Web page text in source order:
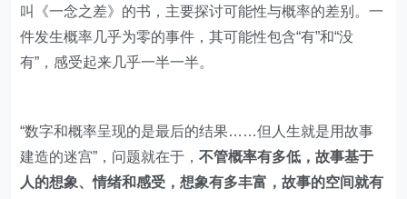
叫《一念之差》的书，主要探讨可能性与概率的差别。一
件发生概率几乎为零的事件，其可能性包含“有”和“没
有”，感受起来几乎一半一半。
“数字和概率呈现的是最后的结果……但人生就是用故事
建造的迷宫”，问题就在于，不管概率有多低，故事基于
人的想象、情绪和感受，想象有多丰富，故事的空间就有